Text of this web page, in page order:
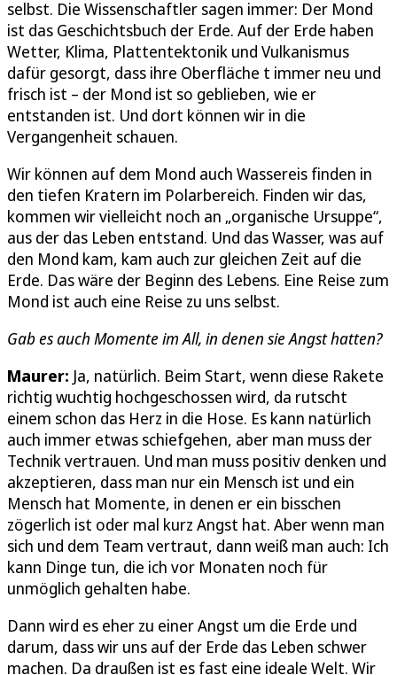
selbst. Die Wissenschaftler sagen immer: Der Mond
ist das Geschichtsbuch der Erde. Auf der Erde haben
Wetter, Klima, Plattentektonik und Vulkanismus
dafür gesorgt, dass ihre Oberfläche t immer neu und
frisch ist – der Mond ist so geblieben, wie er
entstanden ist. Und dort können wir in die
Vergangenheit schauen.
Wir können auf dem Mond auch Wassereis finden in
den tiefen Kratern im Polarbereich. Finden wir das,
kommen wir vielleicht noch an „organische Ursuppe“,
aus der das Leben entstand. Und das Wasser, was auf
den Mond kam, kam auch zur gleichen Zeit auf die
Erde. Das wäre der Beginn des Lebens. Eine Reise zum
Mond ist auch eine Reise zu uns selbst.
Gab es auch Momente im All, in denen sie Angst hatten?
Maurer: Ja, natürlich. Beim Start, wenn diese Rakete
richtig wuchtig hochgeschossen wird, da rutscht
einem schon das Herz in die Hose. Es kann natürlich
auch immer etwas schiefgehen, aber man muss der
Technik vertrauen. Und man muss positiv denken und
akzeptieren, dass man nur ein Mensch ist und ein
Mensch hat Momente, in denen er ein bisschen
zögerlich ist oder mal kurz Angst hat. Aber wenn man
sich und dem Team vertraut, dann weiß man auch: Ich
kann Dinge tun, die ich vor Monaten noch für
unmöglich gehalten habe.
Dann wird es eher zu einer Angst um die Erde und
darum, dass wir uns auf der Erde das Leben schwer
machen. Da draußen ist es fast eine ideale Welt. Wir